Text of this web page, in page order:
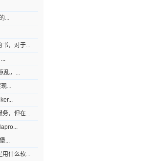
...
，对于...
，...
...
，但在...
...
什么软...